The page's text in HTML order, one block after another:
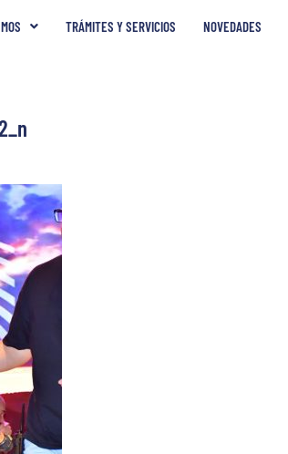
TRÁMITES Y SERVICIOS NOVEDADES